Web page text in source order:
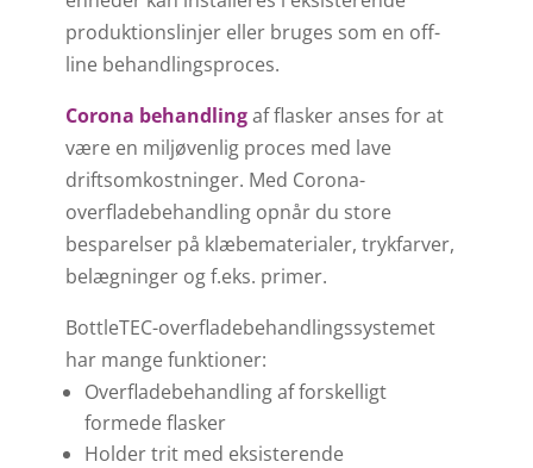
produktionslinjer eller bruges som en off-
line behandlingsproces.
Corona behandlingaf flasker anses for at
være en miljøvenlig proces med lave
driftsomkostninger. Med Corona-
overfladebehandling opnår du store
besparelser på klæbematerialer, trykfarver,
belægninger og f.eks. primer.
BottleTEC-overfladebehandlingssystemet
har mange funktioner:
Overfladebehandling af forskelligt
formede flasker
Holder trit med eksisterende